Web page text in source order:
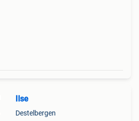
Ilse
Destelbergen